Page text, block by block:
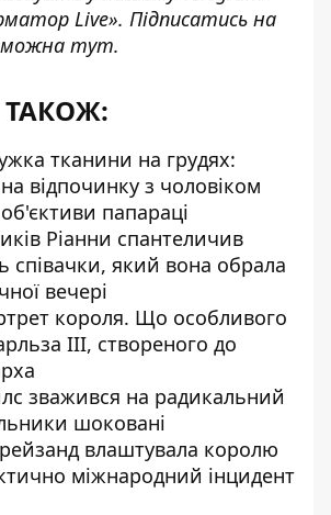
Live». Підписатись на
можна тут.
ТАКОЖ:
тканини на грудях:
відпочинку з чоловіком
папараці
Ріанни спантеличив
співачки, який вона обрала
вечері
короля. Що особливого
III, створеного до
зважився на радикальний
шоковані
влаштувала королю
міжнародний інцидент